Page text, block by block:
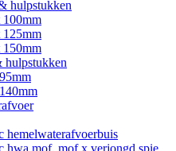
hulpstukken
100mm
125mm
150mm
hulpstukken
hemelwaterafvoerbuis
hwa mof, mof x verjongd spie